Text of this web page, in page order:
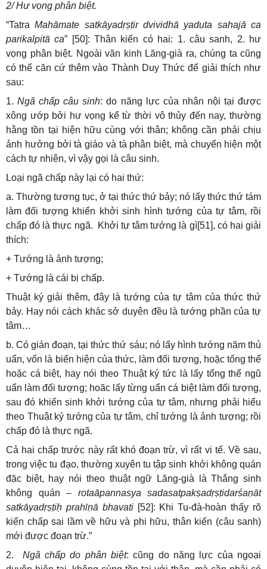
2/ Hư vọng phân biệt.
“TatraMahāmate satkāyadṛṣṭir dvividhā yaduta sahajā ca
parikalpitā ca” [50]: Thân kiến có hai: 1. câu sanh, 2. hư
vọng phân biệt. Ngoài văn kinh Lăng-già ra, chúng ta cũng
có thể căn cứ thêm vào Thành Duy Thức để giải thích như
sau:
1.Ngã chấp câu sinh: do năng lực của nhân nội tại được
xông ướp bởi hư vọng kể từ thời vô thủy đến nay, thường
hằng tồn tại hiện hữu cùng với thân; không cần phải chịu
ảnh hưởng bởi tà giáo và tà phân biệt, mà chuyển hiện một
cách tự nhiên, vì vậy gọi là câu sinh.
Loại ngã chấp này lại có hai thứ:
a. Thường tương tục, ở tại thức thứ bảy; nó lấy thức thứ tám
làm đối tượng khiến khởi sinh hình tướng của tự tâm, rồi
chấp đó là thực ngã. Khởi tự tâm tướng là gì[51], có hai giải
thích:
+ Tướng là ảnh tượng;
+ Tướng là cái bị chấp.
Thuật ký giải thêm, đây là tướng của tự tâm của thức thứ
bảy. Hay nói cách khác sở duyên đều là tướng phần của tự
tâm…
b. Có gián đoạn, tại thức thứ sáu; nó lấy hình tướng năm thủ
uẩn, vốn là biến hiện của thức, làm đối tượng, hoặc tổng thể
hoặc cá biệt, hay nói theo Thuật ký tức là lấy tổng thể ngũ
uẩn làm đối tượng; hoăc lấy từng uẩn cá biệt làm đối tượng,
sau đó khiến sinh khởi tướng của tự tâm, nhưng phải hiểu
theo Thuật ký tướng của tự tâm, chỉ tướng là ảnh tượng; rồi
chấp đó là thực ngã.
Cả hai chấp trước này rất khó đoạn trừ, vì rất vi tế. Về sau,
trong việc tu đạo, thường xuyên tu tập sinh khởi không quán
đặc biệt, hay nói theo thuật ngữ Lăng-già là Thắng sinh
không quán – rotaāpannasya sadasatpakṣadṛṣṭidarśaṇāt
satkāyadṛṣṭiḥ prahīṇā bhavati[52]: Khi Tu-đà-hoàn thấy rõ
kiến chấp sai lầm về hữu và phi hữu, thân kiến (câu sanh)
mới được đoạn trừ.”
2. Ngã chấp do phân biệt: cũng do năng lực của ngoại